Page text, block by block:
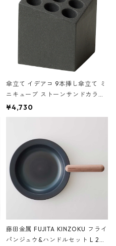
傘立て イデアコ 9本挿し傘立て ミ
ニキューブ ストーンサンドカラー
石調 ideaco Umbrella Stand CUB
E ストーンサンドブラック
¥4,730
藤田金属 FUJITA KINZOKU フライ
パンジュウ&ハンドルセット L 24c